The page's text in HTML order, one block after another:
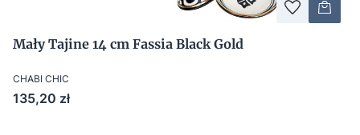
Mały Tajine 14 cm Fassia Black Gold
CHABI CHIC
Cena
135,20 zł